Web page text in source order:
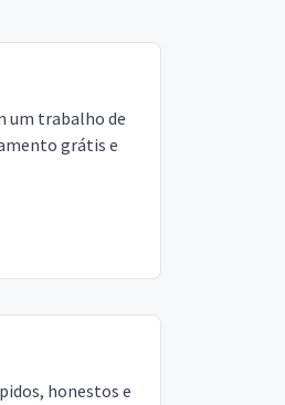
um trabalho de
grátis e
honestos e